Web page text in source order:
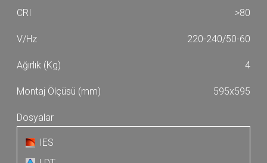
>80
220-240/50-60
4
595x595
IES